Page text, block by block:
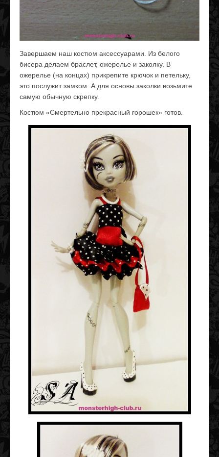
Завершаем наш костюм аксессуарами. Из белого
бисера делаем браслет, ожерелье и заколку. В
ожерелье (на концах) прикрепите крючок и петельку,
это послужит замком. А для основы заколки возьмите
самую обычную скрепку.
Костюм «Смертельно прекрасный горошек» готов.